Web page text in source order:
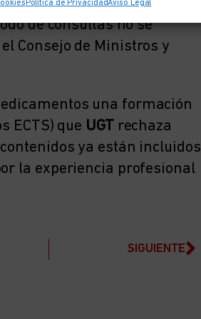
Política de PrivacidadAviso Legal
de consultas no se
Consejo de Ministros y
una formación
ECTS) que UGTrechaza
ya están incluidos
la experiencia profesional
SIGUIENTE